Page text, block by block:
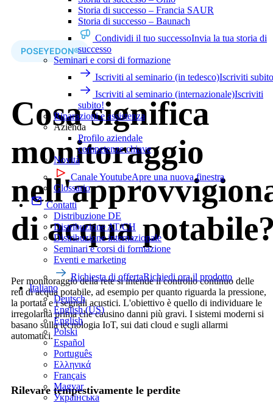
Storia di successo – Francia SAUR
Storia di successo – Baunach
Condividi il tuo successoInvia la tua storia di
successo
Seminari e corsi di formazione
Iscriviti al seminario (in tedesco)Iscriviti
Iscriviti al seminario (internazionale)Iscriviti
subito!
Riparazioni e assistenza
Azienda
Profilo aziendale
competenze chiave
Novità
Canale YoutubeApre una nuova finestra
Glossario
Contatti
Distribuzione DE
Distribuzione AT/CH
Distribuzione internazionale
Seminari e corsi di formazione
Eventi e marketing
Richiesta di offertaRichiedi ora il prodotto
Italiano
Deutsch
English (US)
English
Polski
Español
Português
Ελληνικά
Français
Magyar
Українська
POSEYEDON®
Cosa significa
monitoraggio
di acqua
Per monitoraggio della rete si intende il controllo continuo delle
reti di acqua potabile, ad esempio per quanto riguarda la pressione,
la portata e i segnali acustici. L'obiettivo è quello di individuare le
irregolarità prima che causino danni più gravi. I sistemi moderni si
basano sulla tecnologia IoT, sui dati cloud e sugli allarmi
automatici.
Rilevare tempestivamente le perdite